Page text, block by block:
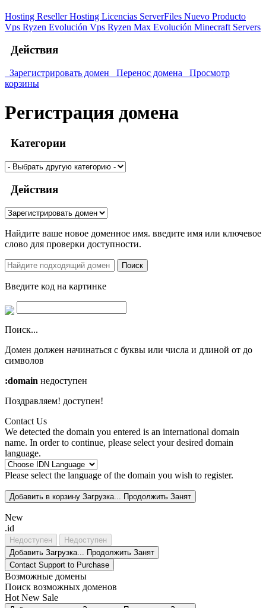
Hosting Reseller Hosting Licencias ServerFiles Nuevo Producto
Vps Ryzen Evolución Vps Ryzen Max Evolución Minecraft Servers
Действия
Зарегистрировать домен Перенос домена
Просмотр
корзины
Регистрация домена
Категории
Действия
Найдите ваше новое доменное имя. введите имя или ключевое
слово для проверки доступности.
Поиск
Введите код на картинке
Поиск...
Домен должен начинаться с буквы или числа и длиной от до
символов
:domain недоступен
Поздравляем! доступен!
Contact Us
We detected the domain you entered is an international domain
name. In order to continue, please select your desired domain
language.
Please select the language of the domain you wish to register.
Добавить в корзину Загрузка... Продолжить Занят
New
.id
Недоступен
Недоступен
Добавить Загрузка... Продолжить Занят
Contact Support to Purchase
Возможные домены
Поиск возможных доменов
Hot New Sale